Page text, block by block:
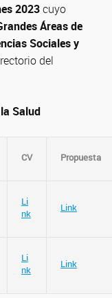
2023cuyo
Áreas de
Sociales y
del
Salud
CV Propuesta
Li
nk
Link
Li
nk
Link